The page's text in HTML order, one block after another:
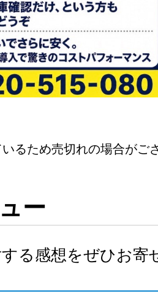
るため売切れの場合がご
ー
る感想をぜひお寄